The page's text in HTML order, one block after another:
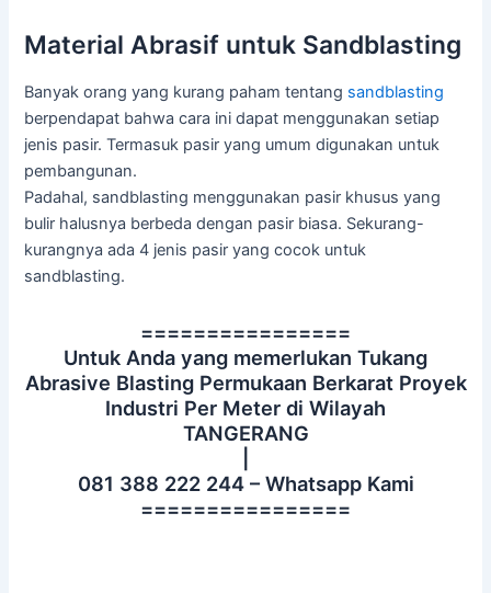
Material Abrasif untuk Sandblasting
Banyak orang yang kurang paham tentang sandblasting
berpendapat bahwa cara ini dapat menggunakan setiap
jenis pasir. Termasuk pasir yang umum digunakan untuk
pembangunan.
Padahal, sandblasting menggunakan pasir khusus yang
bulir halusnya berbeda dengan pasir biasa. Sekurang-
kurangnya ada 4 jenis pasir yang cocok untuk
sandblasting.
================
Untuk Anda yang memerlukan Tukang
Abrasive Blasting Permukaan Berkarat Proyek
Industri Per Meter di Wilayah
TANGERANG
081 388 222 244 – Whatsapp Kami
================